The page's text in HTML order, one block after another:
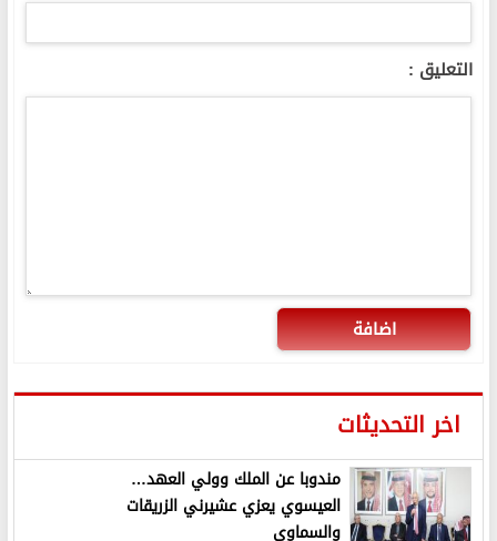
التعليق :
اضافة
اخر التحديثات
مندوبا عن الملك وولي العهد…
العيسوي يعزي عشيرني الزريقات
والسماوي